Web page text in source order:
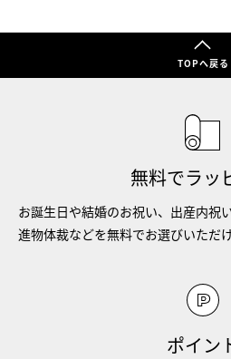
TOPへ戻る
無料でラッ
お誕生日や結婚のお祝い、出産内祝
進物体裁などを無料でお選びいただけ
ポイン